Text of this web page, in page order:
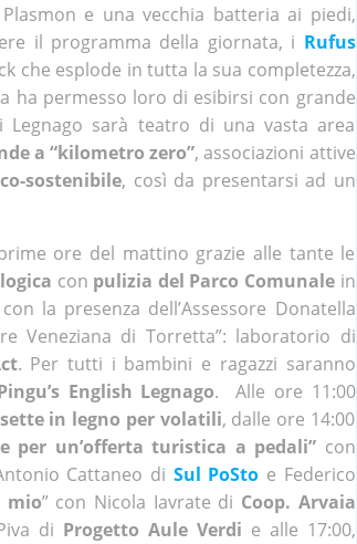
e una vecchia batteria ai piedi,
il programma della giornata, i Rufus
che esplode in tutta la sua completezza,
ha permesso loro di esibirsi con grande
Legnago sarà teatro di una vasta area
a “kilometro zero”, associazioni attive
sostenibile, così da presentarsi ad un
ore del mattino grazie alle tante le
con pulizia del Parco Comunalein
con la presenza dell’Assessore Donatella
Veneziana di Torretta”: laboratorio di
. Per tutti i bambini e ragazzi saranno
English Legnago. Alle ore 11:00
in legno per volatili, dalle ore 14:00
per un’offerta turistica a pedali” con
Cattaneo di Sul PoSto e Federico
mio” con Nicola Iavrate di Coop. Arvaia
di Progetto Aule Verdi e alle 17:00,